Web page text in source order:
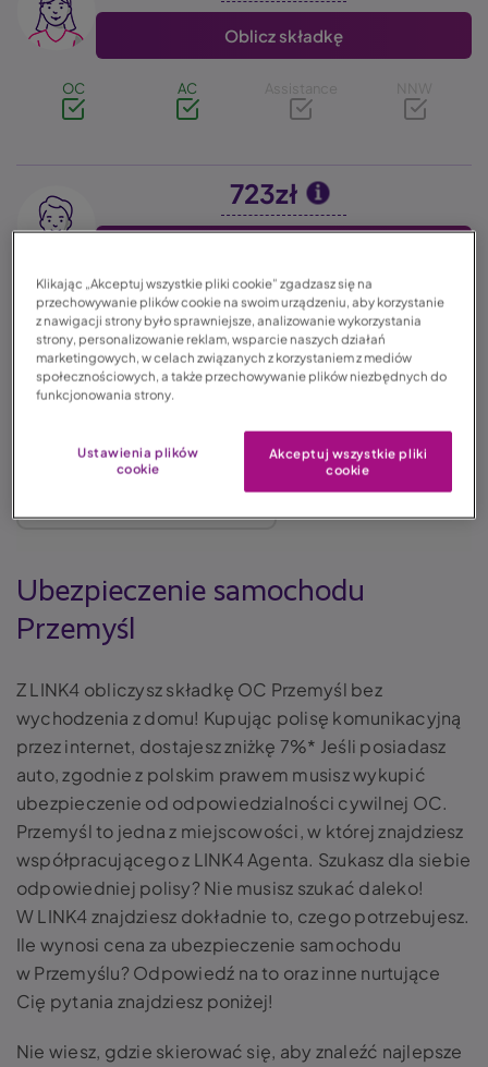
Oblicz składkę
OC AC Assistance NNW
Image 723zł
OC AC Assistance NNW
22.02.2023
Ubezpieczenie samochodu
Przemyśl
Z LINK4 obliczysz składkę OC Przemyśl bez
wychodzenia z domu! Kupując polisę komunikacyjną
przez internet, dostajesz zniżkę 7%* Jeśli posiadasz
auto, zgodnie z polskim prawem musisz wykupić
ubezpieczenie od odpowiedzialności cywilnej OC.
Przemyśl to jedna z miejscowości, w której znajdziesz
współpracującego z LINK4 Agenta. Szukasz dla siebie
odpowiedniej polisy? Nie musisz szukać daleko!
W LINK4 znajdziesz dokładnie to, czego potrzebujesz.
Ile wynosi cena za ubezpieczenie samochodu
w Przemyślu? Odpowiedź na to oraz inne nurtujące
Cię pytania znajdziesz poniżej!
Nie wiesz, gdzie skierować się, aby znaleźć najlepsze
Klikając „Akceptuj wszystkie pliki cookie” zgadzasz się na
przechowywanie plików cookie na swoim urządzeniu, aby korzystanie
z nawigacji strony było sprawniejsze, analizowanie wykorzystania
strony, personalizowanie reklam, wsparcie naszych działań
marketingowych, w celach związanych z korzystaniem z mediów
społecznościowych, a także przechowywanie plików niezbędnych do
funkcjonowania strony.
Ustawienia plików
cookie
Akceptuj wszystkie pliki
cookie